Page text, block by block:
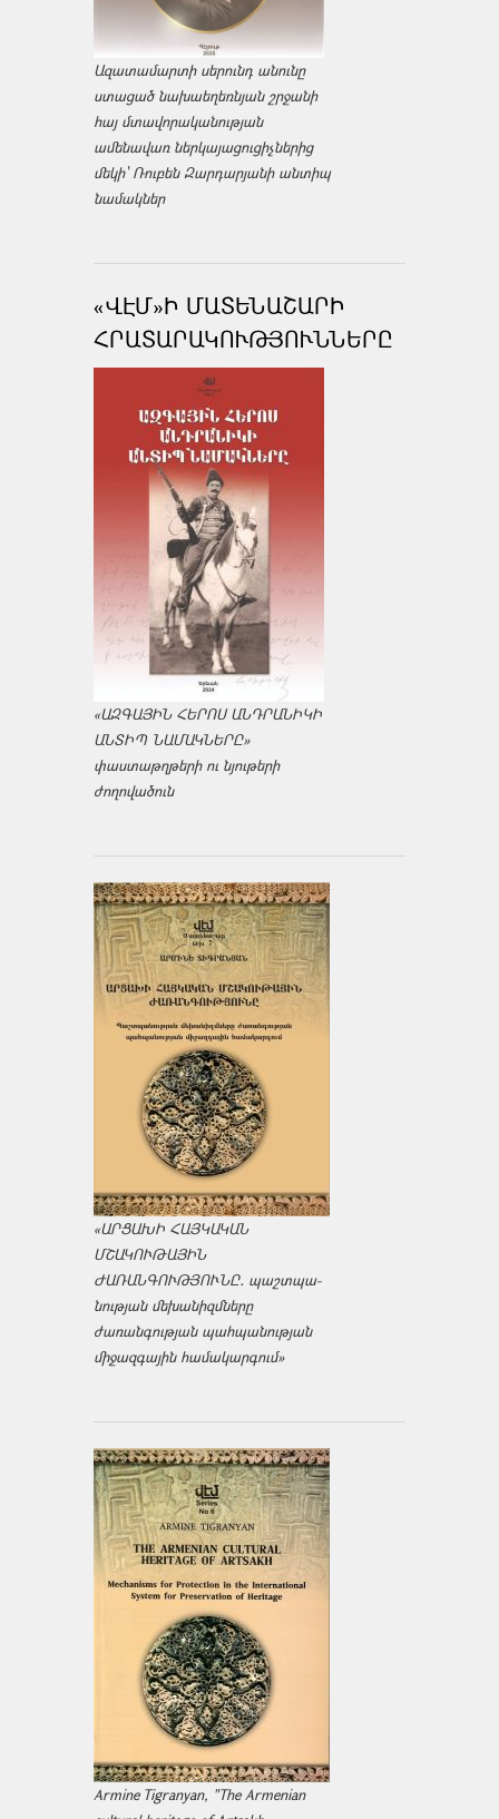
Ազատամարտի սերունդ անունը
ստացած նախաեղեռնյան շրջանի
հայ մտավորականության
ամենավառ ներկայացուցիչներից
մեկի՝ Ռուբեն Զարդարյանի անտիպ
նամակներ
«ՎԷՄ»Ի ՄԱՏԵՆԱՇԱՐԻ
ՀՐԱՏԱՐԱԿՈՒԹՅՈՒՆՆԵՐԸ
«ԱԶԳԱՅԻՆ ՀԵՐՈՍ ԱՆԴՐԱՆԻԿԻ
ԱՆՏԻՊ ՆԱՄԱԿՆԵՐԸ»
փաստաթղթերի ու նյութերի
ժողովածուն
«ԱՐՑԱԽԻ ՀԱՅԿԱԿԱՆ
ՄՇԱԿՈՒԹԱՅԻՆ
ԺԱՌԱՆԳՈՒԹՅՈՒՆԸ․ պաշտպա­
նության մեխանիզմները
ժառանգության պահպանության
միջազ­գային համակարգում»
Armine Tigranyan, "The Armenian